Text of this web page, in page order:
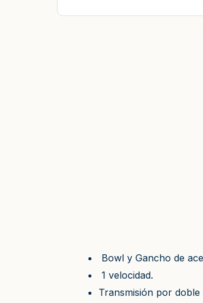
Bowl y Gancho de
1 velocidad.
Transmisión por